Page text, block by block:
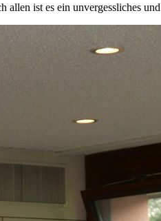
ist es ein unvergessliches